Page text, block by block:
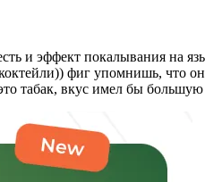
и эффект покалывания на
фиг упомнишь, что
табак, вкус имел бы большую